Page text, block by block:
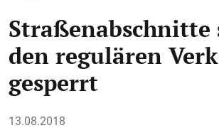
den regulären
gesperrt
13.08.2018